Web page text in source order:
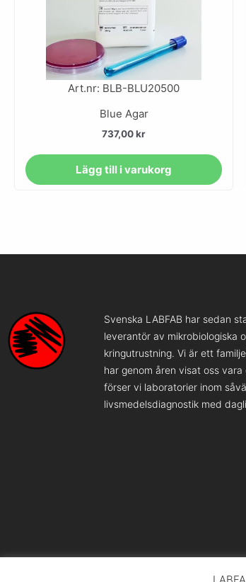
Art.nr: BLB-BLU20500
Blue Agar
737,00kr
Lägg till i varukorg
Svenska LABFAB har sedan
leverantör av mikrobiologiska
kringutrustning. Vi är ett
har genom åren visat oss
förser vi laboratorier inom
livsmedelsdiagnostik med